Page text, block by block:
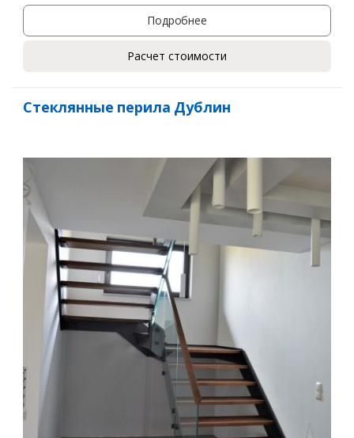
Подробнее
Расчет стоимости
Стеклянные перила Дублин